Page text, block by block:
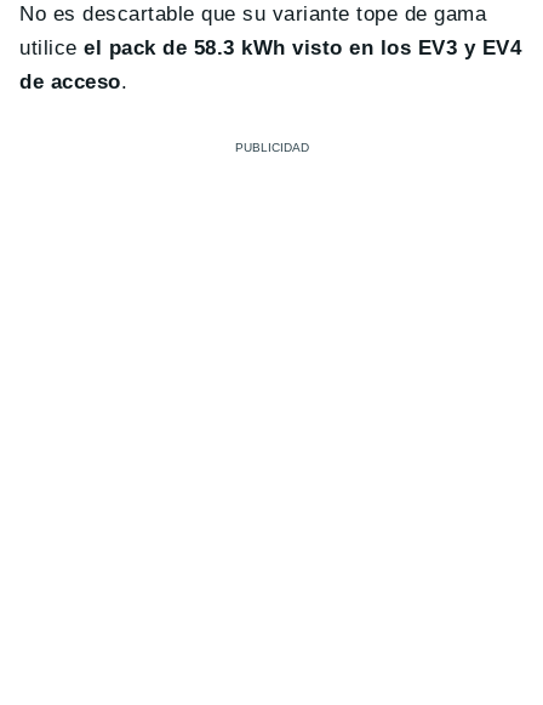
No es descartable que su variante tope de gama
utiliceel pack de 58.3 kWh visto en los EV3 y EV4
de acceso.